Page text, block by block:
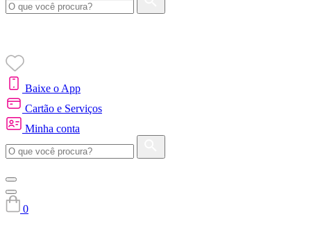
Baixe o App
Cartão e Serviços
Minha conta
0